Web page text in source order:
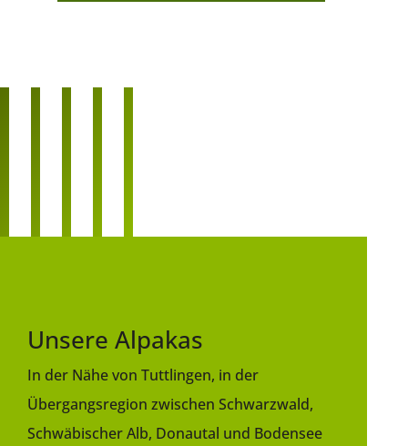
Unsere Alpakas
In der Nähe von Tuttlingen, in der
Übergangsregion zwischen Schwarzwald,
Schwäbischer Alb, Donautal und Bodensee